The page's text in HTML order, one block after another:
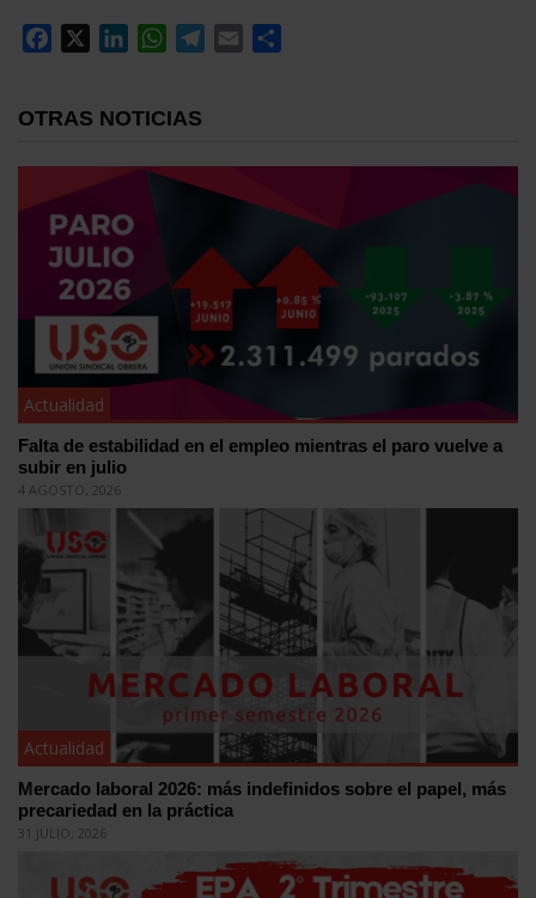
Facebook
LinkedInWhatsApp
Telegram
Email
OTRAS NOTICIAS
Actualidad
Falta de estabilidad en el empleo mientras el paro vuelve a
subir en julio
4 AGOSTO, 2026
Actualidad
Mercado laboral 2026: más indefinidos sobre el papel, más
precariedad en la práctica
31 JULIO, 2026